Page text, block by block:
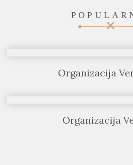
Organizacija
Organizacija